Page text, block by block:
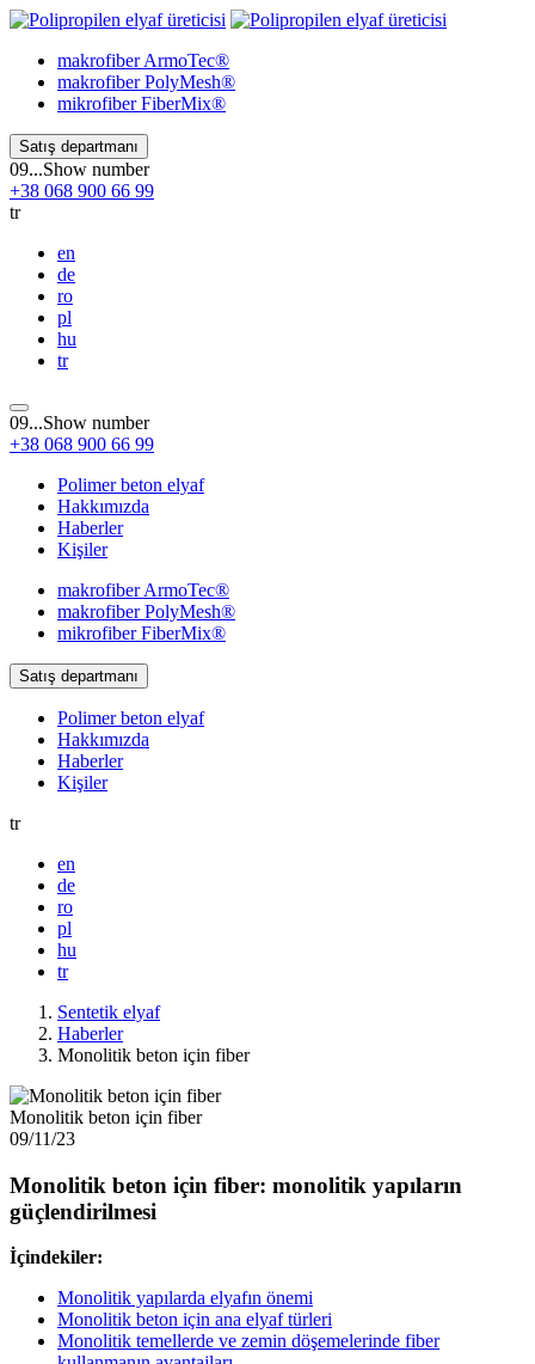
makrofiberArmoTec®
makrofiberPolyMesh®
mikrofiberFiberMix®
Satış departmanı
09...Show number
+38 068 900 66 99
tr
en
de
ro
pl
hu
tr
09...Show number
+38 068 900 66 99
Polimer beton elyaf
Hakkımızda
Haberler
Kişiler
makrofiberArmoTec®
makrofiberPolyMesh®
mikrofiberFiberMix®
Satış departmanı
Polimer beton elyaf
Hakkımızda
Haberler
Kişiler
tr
en
de
ro
pl
hu
tr
Sentetik elyaf
Haberler
Monolitik beton için fiber
Monolitik beton için fiber
09/11/23
Monolitik beton için fiber: monolitik yapıların
güçlendirilmesi
İçindekiler:
Monolitik yapılarda elyafın önemi
Monolitik beton için ana elyaf türleri
Monolitik temellerde ve zemin döşemelerinde fiber